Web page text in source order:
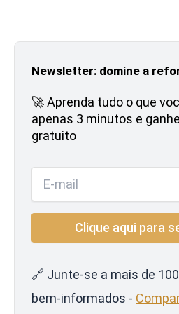
Newsletter: domine a
🚀 Aprenda tudo o que
apenas 3 minutos e
gratuito
🔗 Junte-se a mais de
bem-informados -